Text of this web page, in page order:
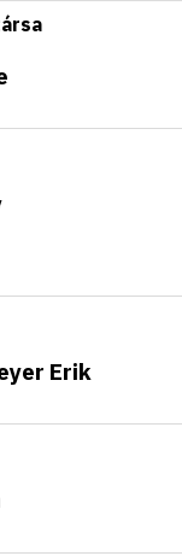
Erik